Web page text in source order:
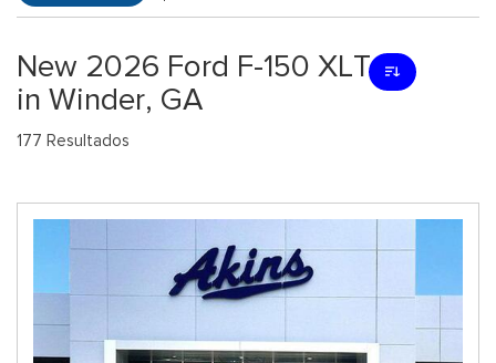
New 2026 Ford F-150 XLT
in Winder, GA
177 Resultados